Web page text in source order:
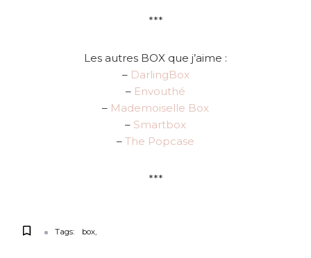
***
Les autres BOX que j’aime :
– DarlingBox
– Envouthé
– Mademoiselle Box
– Smartbox
– The Popcase
***
Tags: box